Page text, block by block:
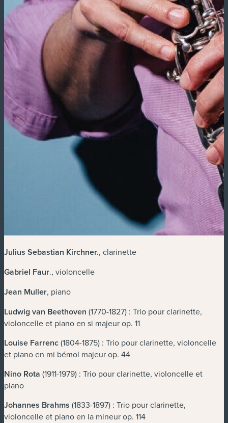
Julius Sebastian Kirchner., clarinette
Gabriel Faur., violoncelle
Jean Muller, piano
Ludwig van Beethoven (1770-1827) : Trio pour clarinette,
violoncelle et piano en si majeur op. 11
Louise Farrenc(1804-1875) : Trio pour clarinette, violoncelle
et piano en mi bémol majeur op. 44
Nino Rota (1911-1979) : Trio pour clarinette, violoncelle et
piano
Johannes Brahms (1833-1897) : Trio pour clarinette,
violoncelle et piano en la mineur op. 114